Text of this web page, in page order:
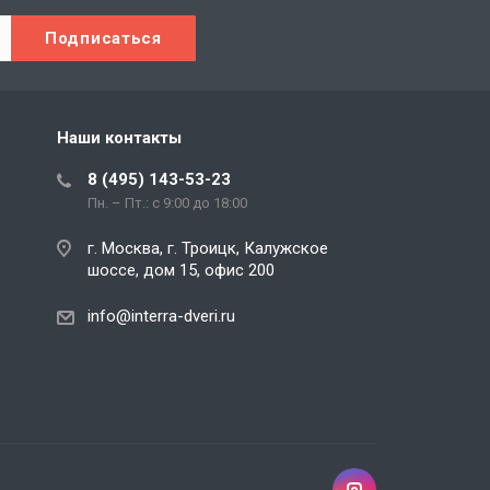
Наши контакты
8 (495) 143-53-23
Пн. – Пт.: с 9:00 до 18:00
г. Москва, г. Троицк, Калужское
шоссе, дом 15, офис 200
info@interra-dveri.ru